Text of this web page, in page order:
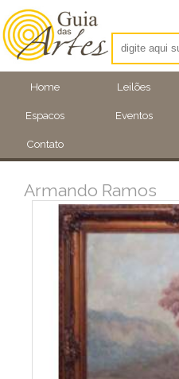
Home Leilões
Espacos Eventos
Contato
Armando Ramos